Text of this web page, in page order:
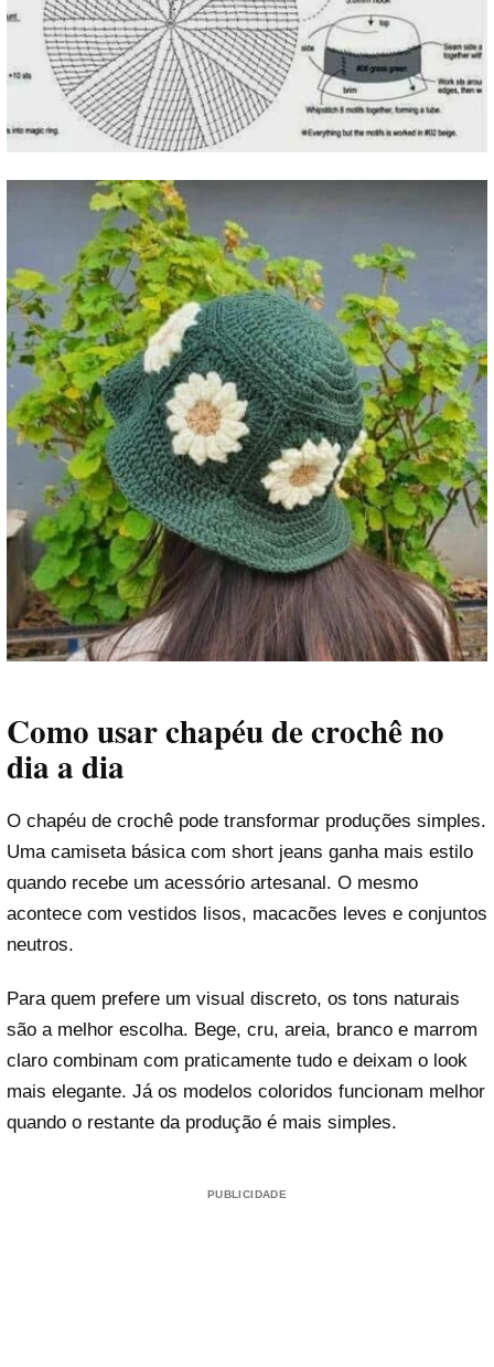
Como usar chapéu de crochê no
dia a dia
O chapéu de crochê pode transformar produções simples.
Uma camiseta básica com short jeans ganha mais estilo
quando recebe um acessório artesanal. O mesmo
acontece com vestidos lisos, macacões leves e conjuntos
neutros.
Para quem prefere um visual discreto, os tons naturais
são a melhor escolha. Bege, cru, areia, branco e marrom
claro combinam com praticamente tudo e deixam o look
mais elegante. Já os modelos coloridos funcionam melhor
quando o restante da produção é mais simples.
PUBLICIDADE